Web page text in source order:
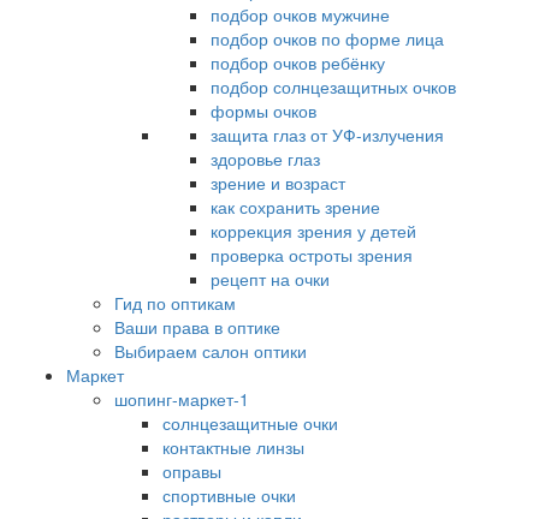
подбор очков мужчине
подбор очков по форме лица
подбор очков ребёнку
подбор солнцезащитных очков
формы очков
защита глаз от УФ-излучения
здоровье глаз
зрение и возраст
как сохранить зрение
коррекция зрения у детей
проверка остроты зрения
рецепт на очки
Гид по оптикам
Ваши права в оптике
Выбираем салон оптики
Маркет
шопинг-маркет-1
солнцезащитные очки
контактные линзы
оправы
спортивные очки